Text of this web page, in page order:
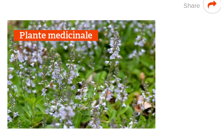
Share
Plante medicinale